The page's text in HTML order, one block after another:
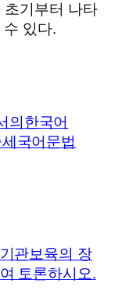
초기부터 나타
있다.
의한국어
국어문법
관보육의 장
토론하시오.